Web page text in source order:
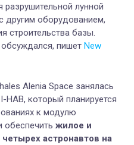
лунной
другим оборудованием,
строительства базы.
пишет New
Alenia Space занялась
который планируется
к модулю
обеспечить жилое и
астронавтов на